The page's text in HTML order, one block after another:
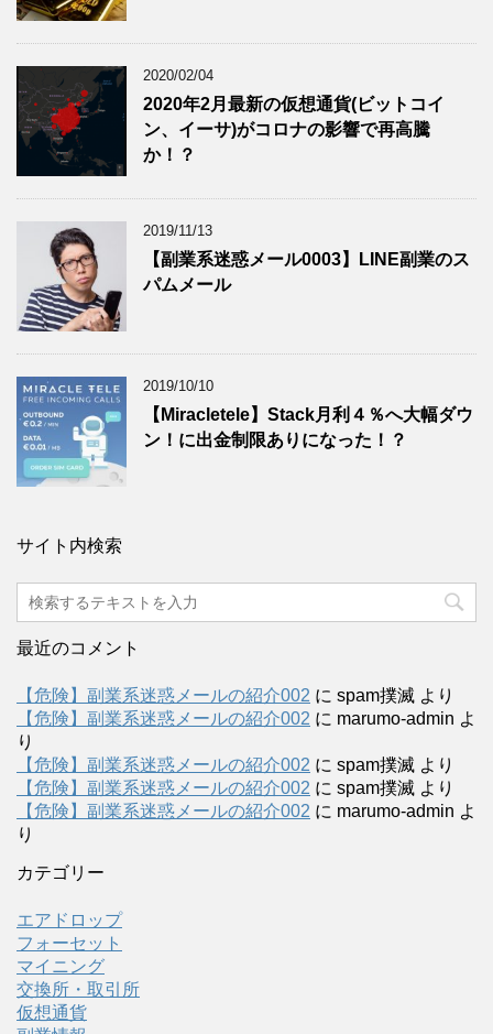
2020/02/04
2020年2月最新の仮想通貨(ビットコイ
ン、イーサ)がコロナの影響で再高騰
か！？
2019/11/13
【副業系迷惑メール0003】LINE副業のス
パムメール
2019/10/10
【Miracletele】Stack月利４％へ大幅ダウ
ン！に出金制限ありになった！？
サイト内検索
最近のコメント
【危険】副業系迷惑メールの紹介002 に spam撲滅 より
【危険】副業系迷惑メールの紹介002 に marumo-admin よ
り
【危険】副業系迷惑メールの紹介002 に spam撲滅 より
【危険】副業系迷惑メールの紹介002 に spam撲滅 より
【危険】副業系迷惑メールの紹介002 に marumo-admin よ
り
カテゴリー
エアドロップ
フォーセット
マイニング
交換所・取引所
仮想通貨